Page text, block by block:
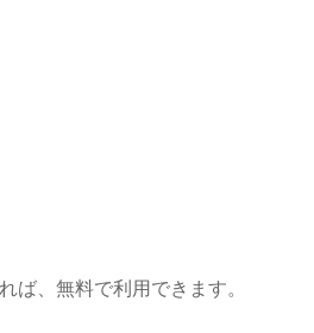
ば、無料で利用できます。